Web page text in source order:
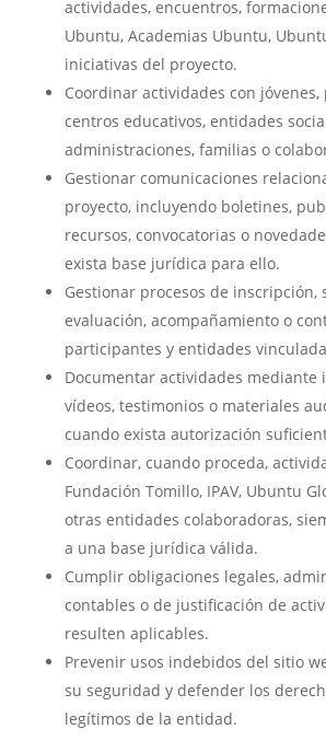
actividades, encuentros,
Ubuntu, Academias Ubuntu,
iniciativas del proyecto.
Coordinar actividades con jóvenes,
centros educativos, entidades
administraciones, familias o
Gestionar comunicaciones
proyecto, incluyendo boletines,
recursos, convocatorias o
exista base jurídica para ello.
Gestionar procesos de inscripción,
evaluación, acompañamiento o
participantes y entidades
Documentar actividades mediante
vídeos, testimonios o materiales
cuando exista autorización
Coordinar, cuando proceda,
Fundación Tomillo, IPAV, Ubuntu
otras entidades colaboradoras,
a una base jurídica válida.
Cumplir obligaciones legales,
contables o de justificación de
resulten aplicables.
Prevenir usos indebidos del sitio
su seguridad y defender los
legítimos de la entidad.